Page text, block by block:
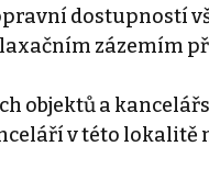
dostupností
zázemím
objektů a
v této lokalitě